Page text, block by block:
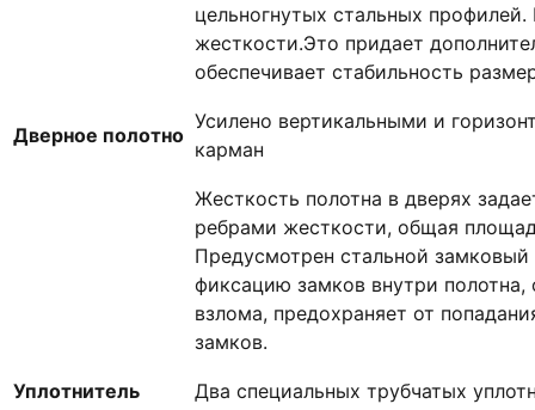
цельногнутых стальных
жесткости.Это придает
обеспечивает стабильность
Дверное полотно
Усилено вертикальными и
карман
Жесткость полотна в дверях
ребрами жесткости, общая
Предусмотрен стальной
фиксацию замков внутри полотна,
взлома, предохраняет от
замков.
Уплотнитель Два специальных трубчатых